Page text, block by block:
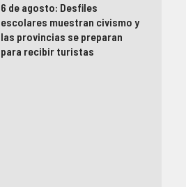
6 de agosto: Desfiles
escolares muestran civismo y
las provincias se preparan
para recibir turistas